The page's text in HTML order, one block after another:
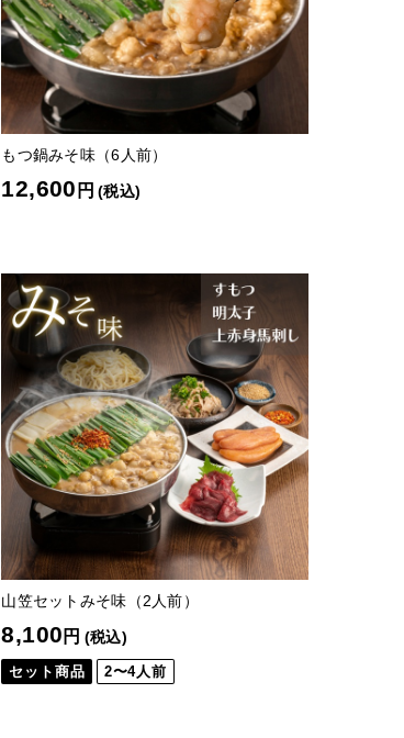
もつ鍋みそ味（6人前）
12,600 円 (税込)
山笠セットみそ味（2人前）
8,100 円 (税込)
セット商品 2〜4人前